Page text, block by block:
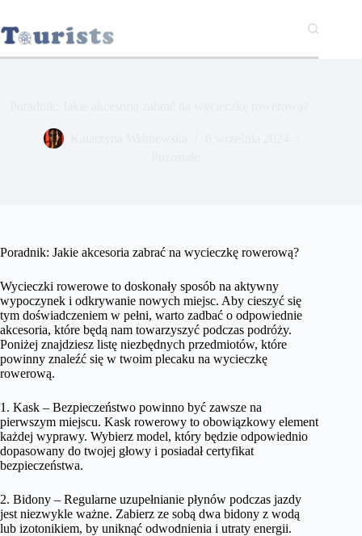
treści
Poradnik: Jakie akcesoria zabrać na wycieczkę rowerową?
Wycieczki rowerowe to doskonały sposób na aktywny
wypoczynek i odkrywanie nowych miejsc. Aby cieszyć się
tym doświadczeniem w pełni, warto zadbać o odpowiednie
akcesoria, które będą nam towarzyszyć podczas podróży.
Poniżej znajdziesz listę niezbędnych przedmiotów, które
powinny znaleźć się w twoim plecaku na wycieczkę
rowerową.
1. Kask – Bezpieczeństwo powinno być zawsze na
pierwszym miejscu. Kask rowerowy to obowiązkowy element
każdej wyprawy. Wybierz model, który będzie odpowiednio
dopasowany do twojej głowy i posiadał certyfikat
bezpieczeństwa.
2. Bidony – Regularne uzupełnianie płynów podczas jazdy
jest niezwykle ważne. Zabierz ze sobą dwa bidony z wodą
lub izotonikiem, by uniknąć odwodnienia i utraty energii.